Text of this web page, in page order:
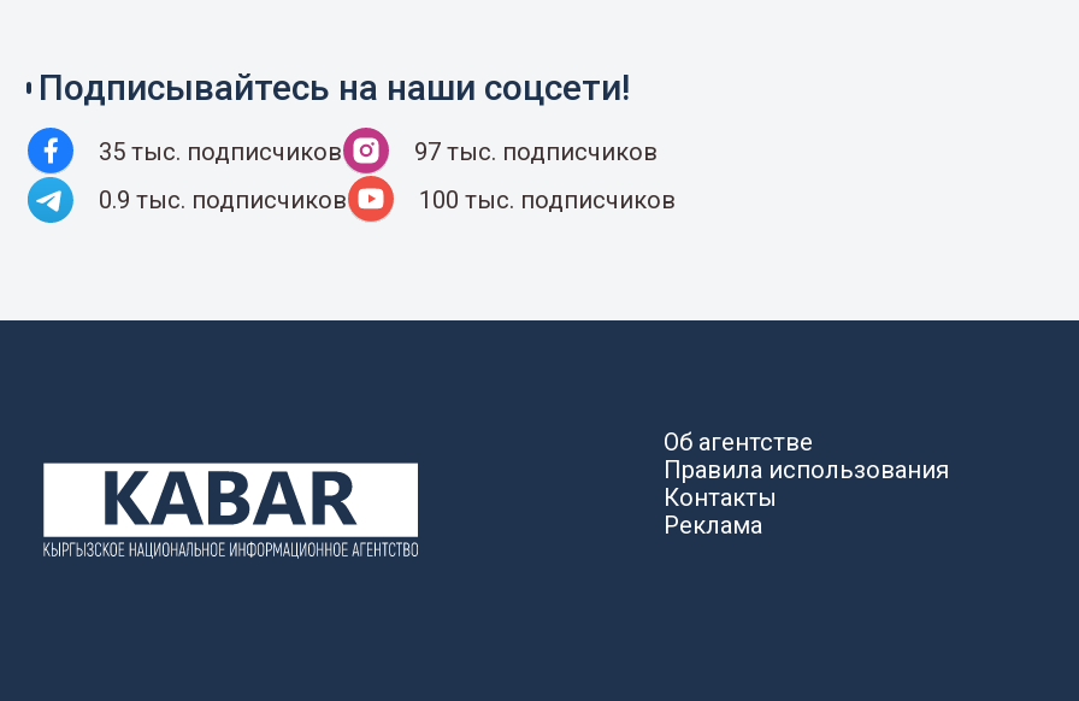
Подписывайтесь на наши соцсети!
35 тыс. подписчиков
97 тыс. подписчиков
0.9 тыс. подписчиков
100 тыс. подписчиков
Об агентстве
Правила использования
Контакты
Реклама